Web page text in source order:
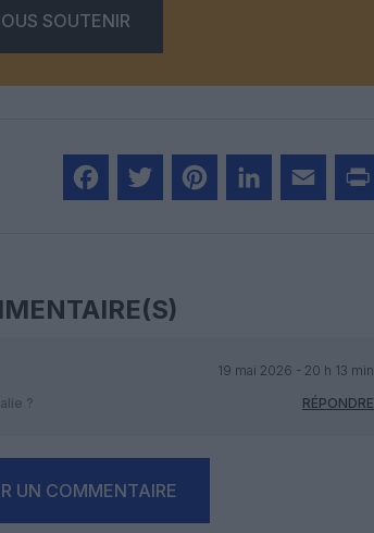
SOUTENIR
19 mai 2026 - 20 h 13 min
?
RÉPONDRE
UN COMMENTAIRE